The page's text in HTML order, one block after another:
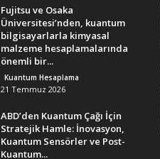
Fujitsu ve Osaka
Üniversitesi’nden, kuantum
bilgisayarlarla kimyasal
malzeme hesaplamalarında
önemli bir...
Kuantum Hesaplama
21 Temmuz 2026
ABD’den Kuantum Çağı İçin
Stratejik Hamle: İnovasyon,
Kuantum Sensörler ve Post-
Kuantum...